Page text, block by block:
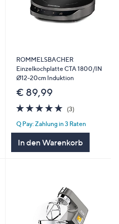
ROMMELSBACHER
Einzelkochplatte CTA 1800/IN
Ø12-20cm Induktion
€ 89,99
5.0
von
5
(3)3
Q Pay: Zahlung in 3 Raten
In den Warenkorb